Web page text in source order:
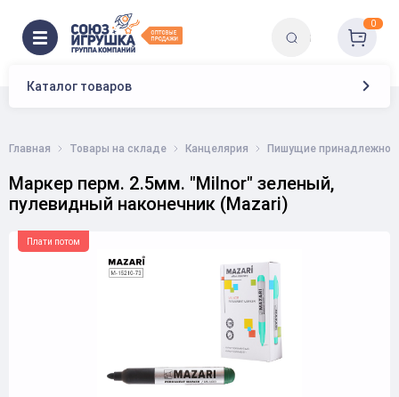
Каталог товаров
0
Главная Товары на складе Канцелярия Пишущие
Маркер перм. 2.5мм. "Milnor" зеленый,
пулевидный наконечник (Mazari)
Плати потом